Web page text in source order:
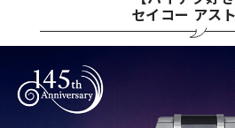
セイコー アス